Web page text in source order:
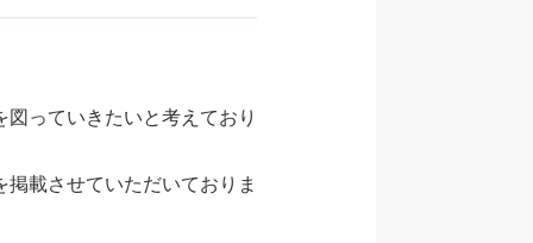
っていきたいと考えており
載させていただいておりま